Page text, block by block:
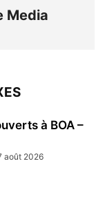
Media
à BOA –
août 2026